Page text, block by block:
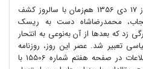
روز 17 دی 1356 هم‌زمان با سالروز کشف
محمدرضا‌شاه دست به ریسک
زد که بعدها از آن به‌نوعی به انتحار
تعبیر شد. عصر این روز، روزنامه
اطلاعات در صفحه هفتم شماره 15506 با